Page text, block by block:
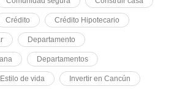
Crédito Crédito Hipotecario
Departamento
Departamentos
Estilo de vida Invertir en Cancún